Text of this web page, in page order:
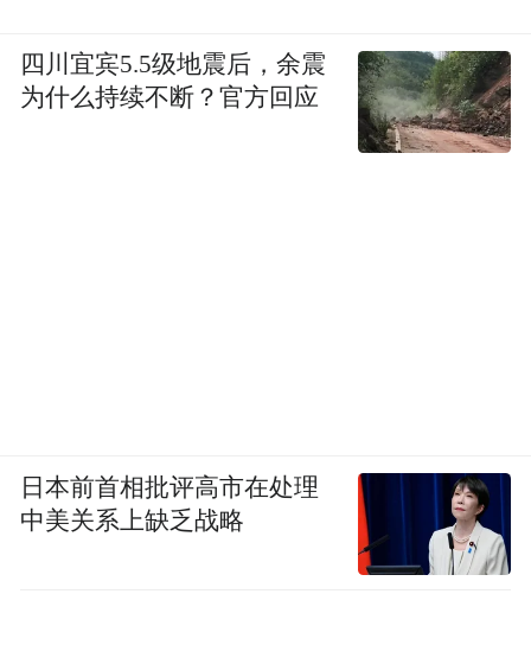
四川宜宾5.5级地震后，余震
为什么持续不断？官方回应
日本前首相批评高市在处理
中美关系上缺乏战略